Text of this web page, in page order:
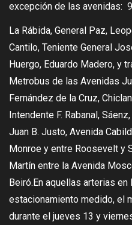
excepción de las avenidas:
La Rábida, General Paz,
Cantilo, Teniente General
Huergo, Eduardo Madero, y
Metrobus de las​ ​Avenidas
Fernández de la Cruz,
Intendente F. Rabanal,
Juan B. Justo, Avenida
Monroe y entre Roosevelt y
Martín entre la Avenida
Beiró.En aquellas arterias
estacionamiento medido, el
durante el jueves 13 y